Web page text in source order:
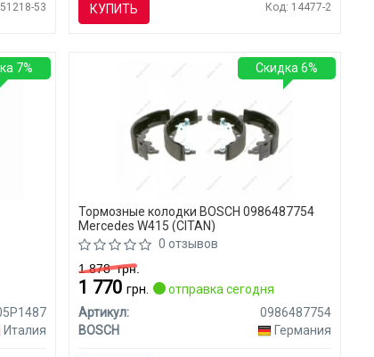
53 КУПИТЬ Код: 14477-2
Италия
7%
Тормозные колодки BOSCH 0986487754
Mercedes W415 (CITAN)
0 отзывов
1 878грн.
1 770грн.
отправка сегодня
Артикул:
0986487754
BOSCH
Германия
Скидка 6%